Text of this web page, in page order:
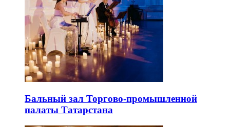
Бальный зал Торгово-промышленной
палаты Татарстана